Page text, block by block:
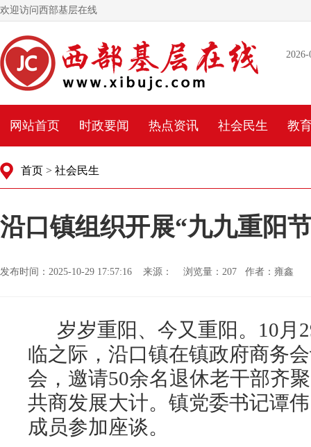
欢迎访问西部基层在线
2026-
网站首页 时政要闻 热点资讯 社会民生 教
首页 > 社会民生
沿口镇组织开展“九九重阳
发布时间：2025-10-29 17:57:16 来源： 浏览量： 207 作者：雍鑫
岁岁重阳、今又重阳。10月
临之际，沿口镇在镇政府商务
会，邀请50余名退休老干部齐
共商发展大计。镇党委书记谭
成员参加座谈。